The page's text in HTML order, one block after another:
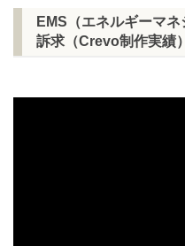
EMS（エネルギーマ
訴求（Crevo制作実績）